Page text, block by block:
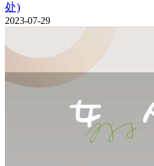
处)
2023-07-29